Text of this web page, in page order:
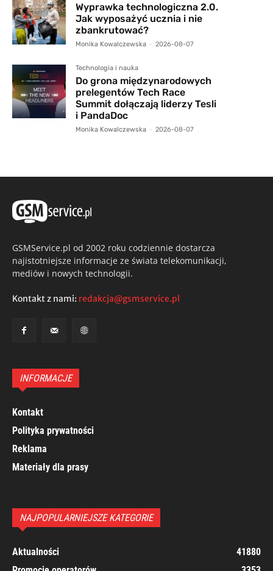
Wyprawka technologiczna 2.0.
Jak wyposażyć ucznia i nie
zbankrutować?
Monika Kowalczewska - 2026-08-07
Technologia i nauka
Do grona międzynarodowych
prelegentów Tech Race
Summit dołączają liderzy Tesli
i PandaDoc
Monika Kowalczewska - 2026-08-07
GSMService.pl od 2002 roku codziennie dostarcza
najistotniejsze informacje ze świata telekomunikacji,
mediów i nowych technologii.
Kontakt z nami: redakcja@gsmservice.pl
INFORMACJE
Kontakt
Polityka prywatności
Reklama
Materiały dla prasy
NAJPOPULARNIEJSZE KATEGORIE
Aktualności
41880